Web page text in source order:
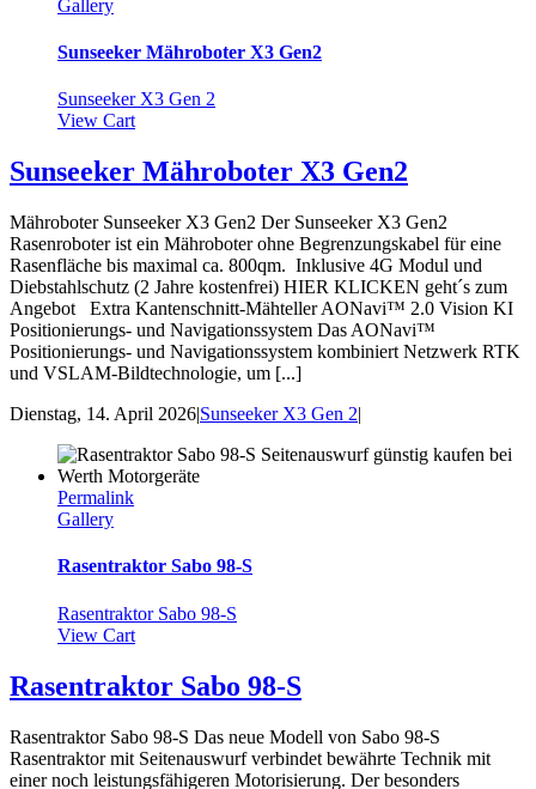
Gallery
Sunseeker Mähroboter X3 Gen2
Sunseeker X3 Gen 2
View Cart
Sunseeker Mähroboter X3 Gen2
Mähroboter Sunseeker X3 Gen2 Der Sunseeker X3 Gen2
Rasenroboter ist ein Mähroboter ohne Begrenzungskabel für eine
Rasenfläche bis maximal ca. 800qm. Inklusive 4G Modul und
Diebstahlschutz (2 Jahre kostenfrei) HIER KLICKEN geht´s zum
Angebot Extra Kantenschnitt-Mähteller AONavi™ 2.0 Vision KI
Positionierungs- und Navigationssystem Das AONavi™
Positionierungs- und Navigationssystem kombiniert Netzwerk RTK
und VSLAM-Bildtechnologie, um [...]
Dienstag, 14. April 2026|Sunseeker X3 Gen 2|
Permalink
Gallery
Rasentraktor Sabo 98-S
Rasentraktor Sabo 98-S
View Cart
Rasentraktor Sabo 98-S
Rasentraktor Sabo 98-S Das neue Modell von Sabo 98-S
Rasentraktor mit Seitenauswurf verbindet bewährte Technik mit
einer noch leistungsfähigeren Motorisierung. Der besonders